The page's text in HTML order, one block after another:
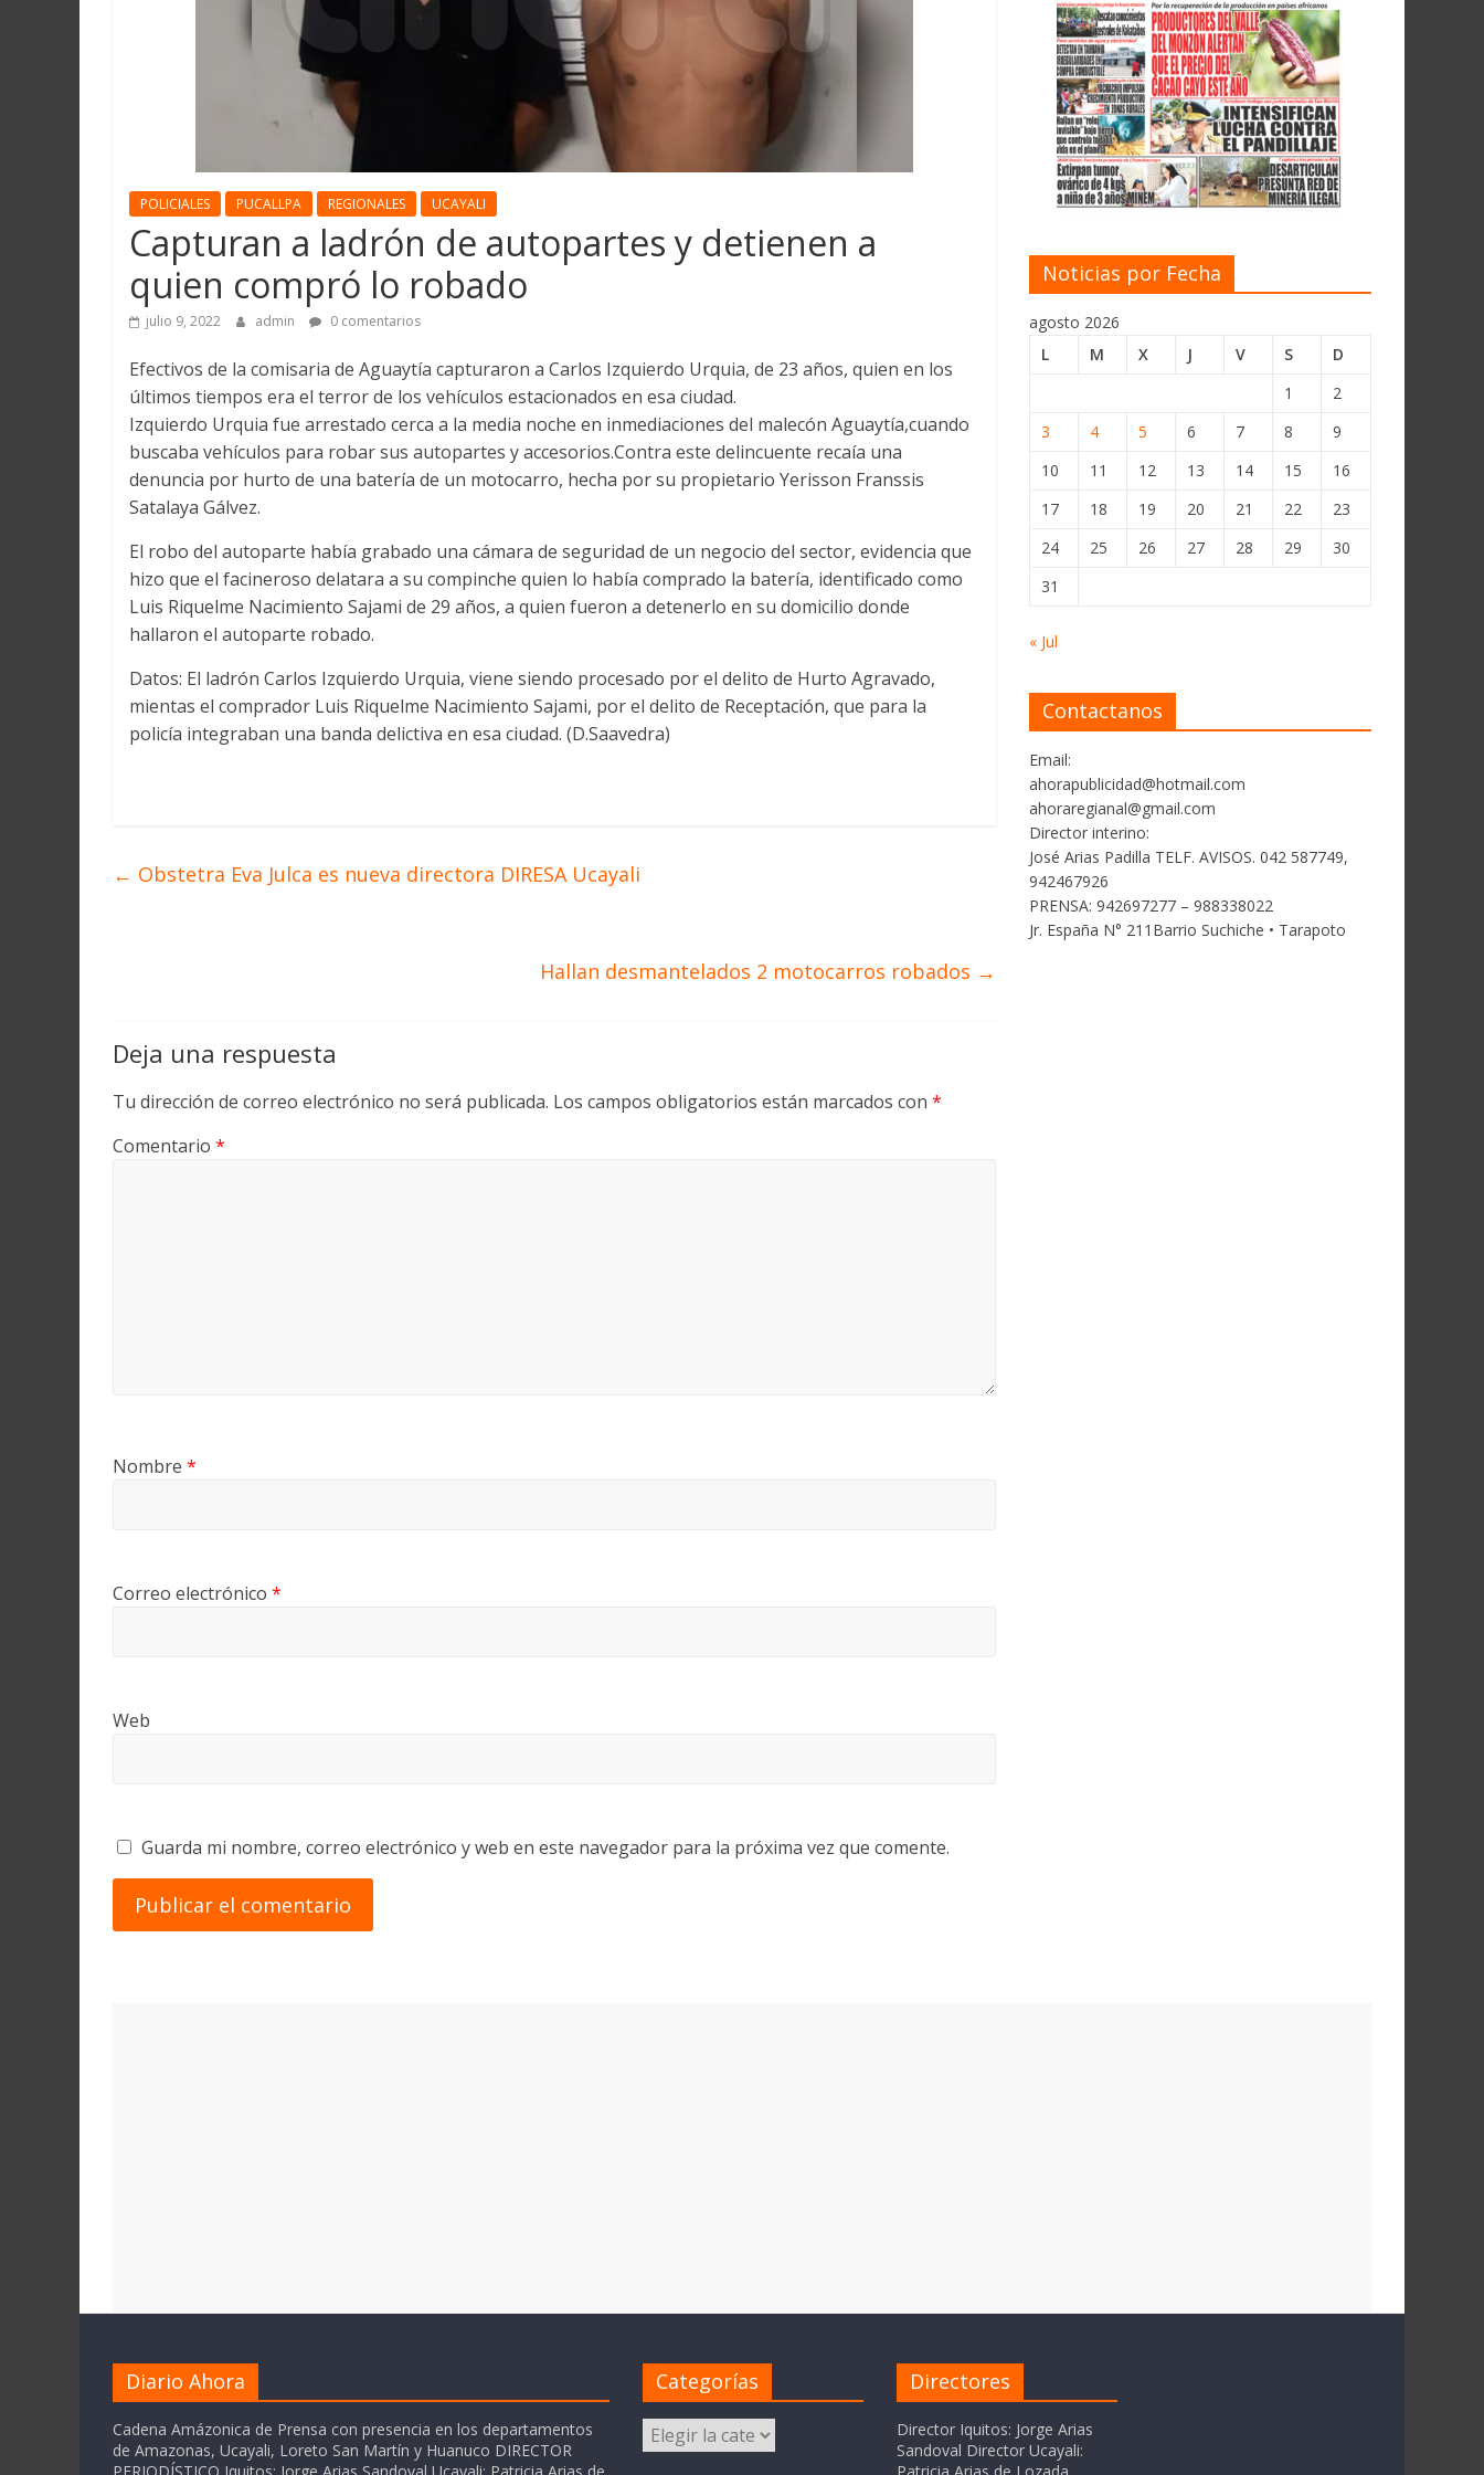
POLICIALES PUCALLPA REGIONALES UCAYALI
Capturan a ladrón de autopartes y detienen a
quien compró lo robado
julio 9, 2022 admin 0 comentarios
Efectivos de la comisaria de Aguaytía capturaron a Carlos Izquierdo Urquia, de 23 años, quien en los
últimos tiempos era el terror de los vehículos estacionados en esa ciudad.
Izquierdo Urquia fue arrestado cerca a la media noche en inmediaciones del malecón Aguaytía,cuando
buscaba vehículos para robar sus autopartes y accesorios.Contra este delincuente recaía una
denuncia por hurto de una batería de un motocarro, hecha por su propietario Yerisson Franssis
Satalaya Gálvez.
El robo del autoparte había grabado una cámara de seguridad de un negocio del sector, evidencia que
hizo que el facineroso delatara a su compinche quien lo había comprado la batería, identificado como
Luis Riquelme Nacimiento Sajami de 29 años, a quien fueron a detenerlo en su domicilio donde
hallaron el autoparte robado.
Datos: El ladrón Carlos Izquierdo Urquia, viene siendo procesado por el delito de Hurto Agravado,
mientas el comprador Luis Riquelme Nacimiento Sajami, por el delito de Receptación, que para la
policía integraban una banda delictiva en esa ciudad. (D.Saavedra)
← Obstetra Eva Julca es nueva directora DIRESA Ucayali
Hallan desmantelados 2 motocarros robados →
Deja una respuesta
Tu dirección de correo electrónico no será publicada. Los campos obligatorios están marcados con *
Comentario *
Nombre *
Correo electrónico *
Web
Guarda mi nombre, correo electrónico y web en este navegador para la próxima vez que comente.
Noticias por Fecha
agosto 2026
L
M X J V S
D
1
2
3
4 5 6 7 8
9
10
11 12 13 14 15
16
17
18 19 20 21 22
23
24
25 26 27 28 29
30
31
« Jul
Contactanos
Email:
ahorapublicidad@hotmail.com
ahoraregianal@gmail.com
Director interino:
José Arias Padilla TELF. AVISOS. 042 587749,
942467926
PRENSA: 942697277 – 988338022
Jr. España N° 211Barrio Suchiche • Tarapoto
Diario Ahora
Cadena Amázonica de Prensa con presencia en los departamentos
de Amazonas, Ucayali, Loreto San Martín y Huanuco DIRECTOR
Categorías
Categorías
Directores
Director Iquitos: Jorge Arias
Sandoval Director Ucayali: